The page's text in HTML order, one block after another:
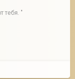
тебя. "